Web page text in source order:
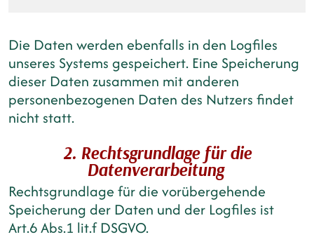
Die Daten werden ebenfalls in den Logfiles
unseres Systems gespeichert. Eine Speicherung
dieser Daten zusammen mit anderen
personenbezogenen Daten des Nutzers findet
nicht statt.
2. Rechtsgrundlage für die
Datenverarbeitung
Rechtsgrundlage für die vorübergehende
Speicherung der Daten und der Logfiles ist
Art.6 Abs.1 lit.f DSGVO.